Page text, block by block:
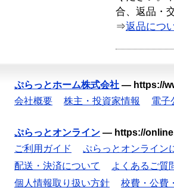
合、返品・
⇒返品につ
ぷらっとホーム株式会社 — https://
会社概要
株主・投資家情報 電子
ぷらっとオンライン — https://
ご利用ガイド
ぷらっとオンライン
配送・決済について
よくあるご質
個人情報取り扱い方針
校費・公費